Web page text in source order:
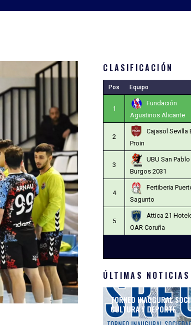
CLASIFICACIÓN
Pos Equipo
1
Fundación
Agustinos Alicante
2
Cajasol Sevilla
Proin
3
UBU San Pablo
Burgos 2031
4
Fertiberia
Sagunto
5
Attica 21
OAR Coruña
ÚLTIMAS NOTICIAS
TORNEO INAUGURAL
CULTURA Y DEPORTE